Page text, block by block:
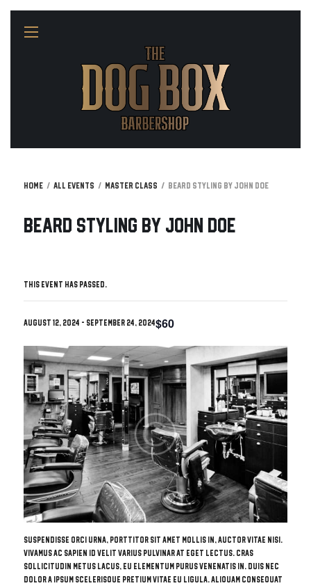
Home All Events Master Class Beard Styling by John Doe
Beard Styling by John Doe
This event has passed.
August 12, 2024 - September 24, 2024$60
Suspendisse orci urna, porttitor sit amet mollis in, auctor vitae nisi.
Vivamus ac sapien id velit varius pulvinar at eget lectus. Cras
sollicitudin metus lacus, eu elementum purus venenatis in. Duis nec
dolor a ipsum scelerisque pretium vitae eu ligula. Aliquam consequat